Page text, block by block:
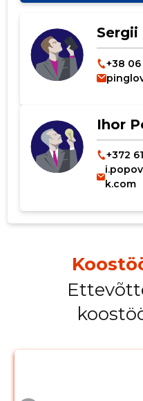
Sergii
+38
Ihor
+372
k.com